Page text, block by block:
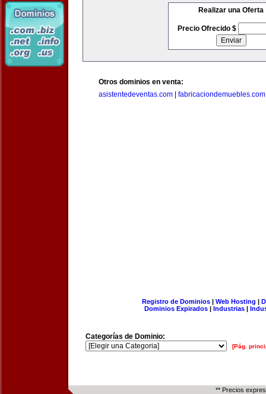
Realizar una Oferta
Precio Ofrecido $
Otros dominios en venta:
asistentedeventas.com
fabricaciondemuebles.com
Registro de Dominios| Web Hosting |
Dominios Expirados | Industrias |
Categorías de Dominio:
[Pág.
** Precios